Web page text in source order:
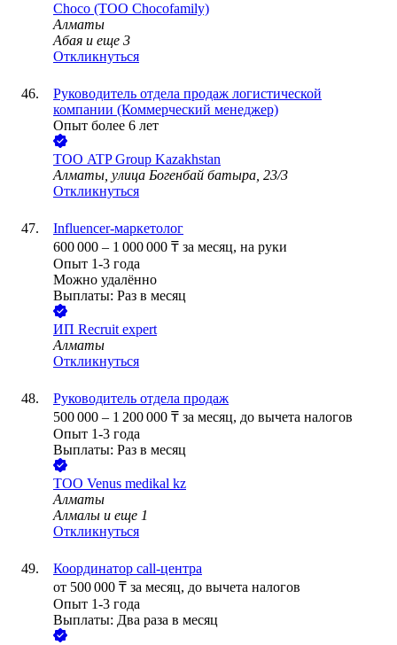
Choco (ТОО Chocofamily)
Алматы
Абая и еще 3
Откликнуться
Руководитель отдела продаж логистической
компании (Коммерческий менеджер)
Опыт более 6 лет
ТОО ATP Group Kazakhstan
Алматы, улица Богенбай батыра, 23/3
Откликнуться
Influencer-маркетолог
600 000 – 1 000 000 ₸ за месяц, на руки
Опыт 1-3 года
Можно удалённо
Выплаты: Раз в месяц
ИП Recruit expert
Алматы
Откликнуться
Руководитель отдела продаж
500 000 – 1 200 000 ₸ за месяц, до вычета налогов
Опыт 1-3 года
Выплаты: Раз в месяц
ТОО Venus medikal kz
Алматы
Алмалы и еще 1
Откликнуться
Координатор call-центра
от 500 000 ₸ за месяц, до вычета налогов
Опыт 1-3 года
Выплаты: Два раза в месяц